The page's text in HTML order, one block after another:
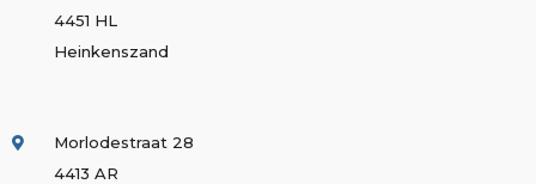
4451 HL
Heinkenszand
Morlodestraat 28
4413 AR